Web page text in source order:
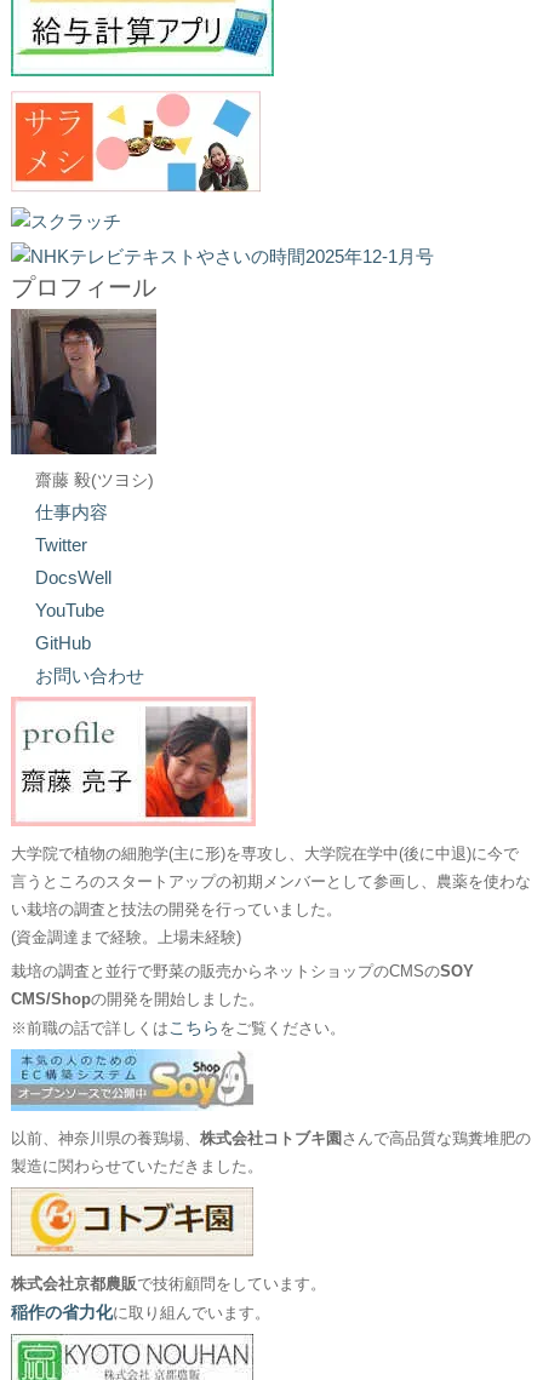
プロフィール
齋藤 毅(ツヨシ)
仕事内容
Twitter
DocsWell
YouTube
GitHub
お問い合わせ
大学院で植物の細胞学(主に形)を専攻し、大学院在学中(後に中退)に今で
言うところのスタートアップの初期メンバーとして参画し、農薬を使わな
い栽培の調査と技法の開発を行っていました。
(資金調達まで経験。上場未経験)
栽培の調査と並行で野菜の販売からネットショップのCMSのSOY
CMS/Shopの開発を開始しました。
※前職の話で詳しくはこちら をご覧ください。
以前、神奈川県の養鶏場、 株式会社コトブキ園 さんで高品質な鶏糞堆肥の
製造に関わらせていただきました。
株式会社京都農販で技術顧問をしています。
稲作の省力化に取り組んでいます。